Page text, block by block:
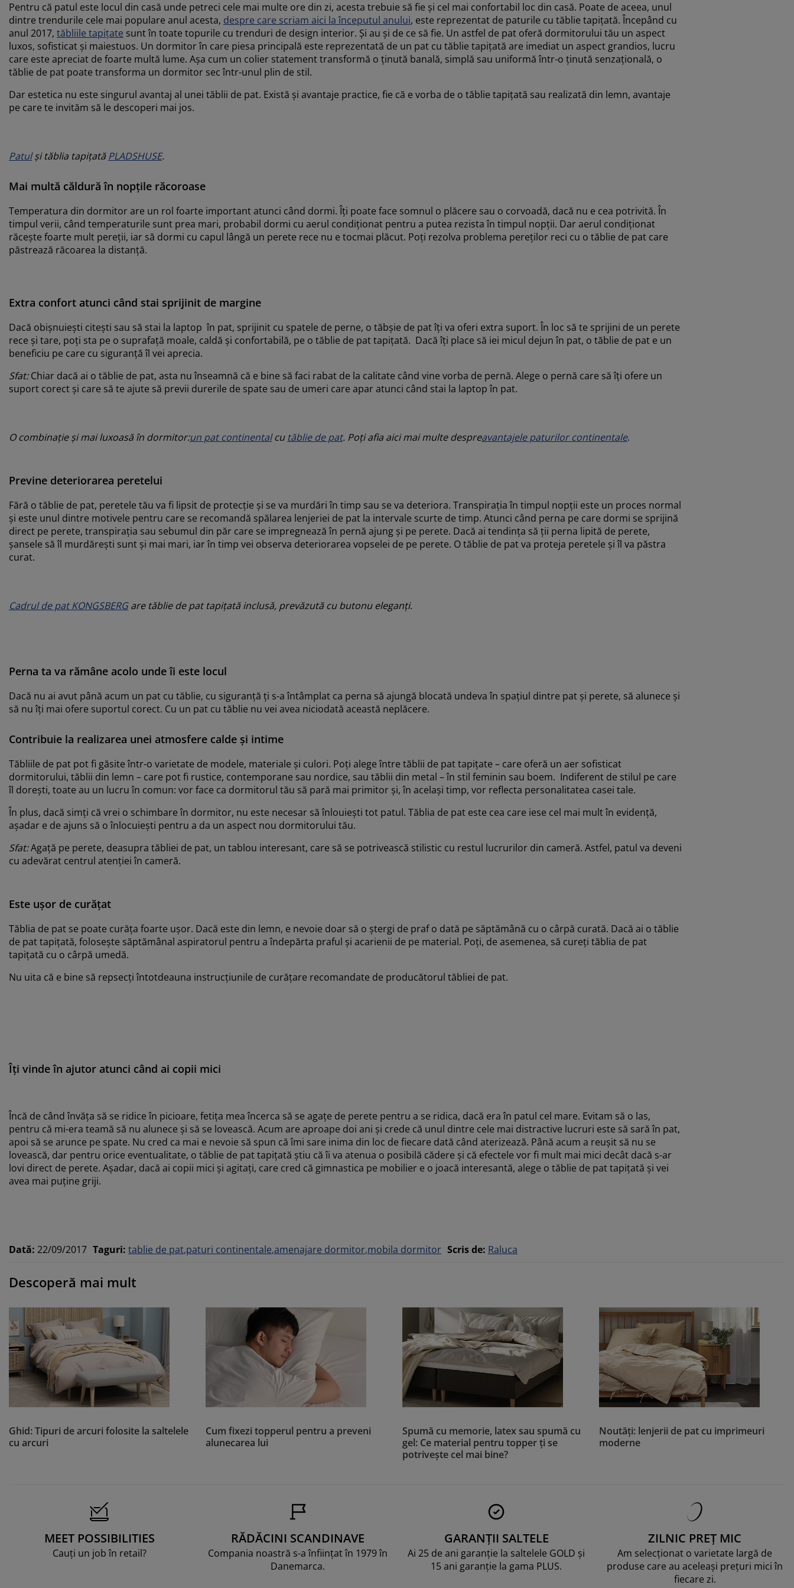
Pentru că patul este locul din casă unde petreci cele mai multe ore din zi, acesta trebuie să fie și cel mai confortabil loc din casă. Poate de aceea, unul
dintre trendurile cele mai populare anul acesta, despre care scriam aici la începutul anului, este reprezentat de paturile cu tăblie tapițată. Începând cu
anul 2017, tăbliile tapițate sunt în toate topurile cu trenduri de design interior. Și au și de ce să fie. Un astfel de pat oferă dormitorului tău un aspect
luxos, sofisticat și maiestuos. Un dormitor în care piesa principală este reprezentată de un pat cu tăblie tapițată are imediat un aspect grandios, lucru
care este apreciat de foarte multă lume. Așa cum un colier statement transformă o ținută banală, simplă sau uniformă într-o ținută senzațională, o
tăblie de pat poate transforma un dormitor sec într-unul plin de stil.
Dar estetica nu este singurul avantaj al unei tăblii de pat. Există și avantaje practice, fie că e vorba de o tăblie tapițată sau realizată din lemn, avantaje
pe care te invităm să le descoperi mai jos.
Patulși tăblia tapițatăPLADSHUSE.
Mai multă căldură în nopțile răcoroase
Temperatura din dormitor are un rol foarte important atunci când dormi. Îți poate face somnul o plăcere sau o corvoadă, dacă nu e cea potrivită. În
timpul verii, când temperaturile sunt prea mari, probabil dormi cu aerul condiționat pentru a putea rezista în timpul nopții. Dar aerul condiționat
răcește foarte mult pereții, iar să dormi cu capul lângă un perete rece nu e tocmai plăcut. Poți rezolva problema pereților reci cu o tăblie de pat care
păstrează răcoarea la distanță.
Extra confort atunci când stai sprijinit de margine
Dacă obișnuiești citești sau să stai la laptop în pat, sprijinit cu spatele de perne, o tăbșie de pat îți va oferi extra suport. În loc să te sprijini de un perete
rece și tare, poți sta pe o suprafață moale, caldă și confortabilă, pe o tăblie de pat tapițată. Dacă îți place să iei micul dejun în pat, o tăblie de pat e un
beneficiu pe care cu siguranță îl vei aprecia.
Sfat:Chiar dacă ai o tăblie de pat, asta nu înseamnă că e bine să faci rabat de la calitate când vine vorba de pernă. Alege o pernă care să îți ofere un
suport corect și care să te ajute să previi durerile de spate sau de umeri care apar atunci când stai la laptop în pat.
O combinație și mai luxoasă în dormitor:un pat continentalcu tăblie de pat. Poți afia aici mai multe despreavantajele paturilor continentale.
Previne deteriorarea peretelui
Fără o tăblie de pat, peretele tău va fi lipsit de protecție și se va murdări în timp sau se va deteriora. Transpirația în timpul nopții este un proces normal
și este unul dintre motivele pentru care se recomandă spălarea lenjeriei de pat la intervale scurte de timp. Atunci când perna pe care dormi se sprijină
direct pe perete, transpirația sau sebumul din păr care se impregnează în pernă ajung și pe perete. Dacă ai tendința să ții perna lipită de perete,
șansele să îl murdărești sunt și mai mari, iar în timp vei observa deteriorarea vopselei de pe perete. O tăblie de pat va proteja peretele și îl va păstra
curat.
Cadrul de pat KONGSBERGare tăblie de pat tapițată inclusă, prevăzută cu butonu eleganți.
Perna ta va rămâne acolo unde îi este locul
Dacă nu ai avut până acum un pat cu tăblie, cu siguranță ți s-a întâmplat ca perna să ajungă blocată undeva în spațiul dintre pat și perete, să alunece și
să nu îți mai ofere suportul corect. Cu un pat cu tăblie nu vei avea niciodată această neplăcere.
Contribuie la realizarea unei atmosfere calde și intime
Tăbliile de pat pot fi găsite într-o varietate de modele, materiale și culori. Poți alege între tăblii de pat tapițate – care oferă un aer sofisticat
dormitorului, tăblii din lemn – care pot fi rustice, contemporane sau nordice, sau tăblii din metal – în stil feminin sau boem. Indiferent de stilul pe care
îl dorești, toate au un lucru în comun: vor face ca dormitorul tău să pară mai primitor și, în același timp, vor reflecta personalitatea casei tale.
În plus, dacă simți că vrei o schimbare în dormitor, nu este necesar să înlouiești tot patul. Tăblia de pat este cea care iese cel mai mult în evidență,
așadar e de ajuns să o înlocuiești pentru a da un aspect nou dormitorului tău.
Sfat:Agață pe perete, deasupra tăbliei de pat, un tablou interesant, care să se potrivească stilistic cu restul lucrurilor din cameră. Astfel, patul va deveni
cu adevărat centrul atenției în cameră.
Este ușor de curățat
Tăblia de pat se poate curăța foarte ușor. Dacă este din lemn, e nevoie doar să o ștergi de praf o dată pe săptămână cu o cârpă curată. Dacă ai o tăblie
de pat tapițată, folosește săptămânal aspiratorul pentru a îndepărta praful și acarienii de pe material. Poți, de asemenea, să cureți tăblia de pat
tapițată cu o cârpă umedă.
Nu uita că e bine să repsecți întotdeauna instrucțiunile de curățare recomandate de producătorul tăbliei de pat.
Îți vinde în ajutor atunci când ai copii mici
Încă de când învăța să se ridice în picioare, fetița mea încerca să se agațe de perete pentru a se ridica, dacă era în patul cel mare. Evitam să o las,
pentru că mi-era teamă să nu alunece și să se lovească. Acum are aproape doi ani și crede că unul dintre cele mai distractive lucruri este să sară în pat,
apoi să se arunce pe spate. Nu cred ca mai e nevoie să spun că îmi sare inima din loc de fiecare dată când aterizează. Până acum a reușit să nu se
lovească, dar pentru orice eventualitate, o tăblie de pat tapițată știu că îi va atenua o posibilă cădere și că efectele vor fi mult mai mici decât dacă s-ar
lovi direct de perete. Așadar, dacă ai copii mici și agitați, care cred că gimnastica pe mobilier e o joacă interesantă, alege o tăblie de pat tapițată și vei
avea mai puține griji.
Dată: 22/09/2017 Taguri: tablie de pat paturi continentale amenajare dormitor mobila dormitor Scris de: Raluca
Descoperă mai mult
Ghid: Tipuri de arcuri folosite la saltelele
cu arcuri
Cum fixezi topperul pentru a preveni
alunecarea lui
Spumă cu memorie, latex sau spumă cu
gel: Ce material pentru topper ți se
potrivește cel mai bine?
Noutăți: lenjerii de pat cu imprimeuri
moderne
MEET POSSIBILITIES
Cauți un job în retail?
RĂDĂCINI SCANDINAVE
Compania noastră s-a înființat în 1979 în
Danemarca.
GARANȚII SALTELE
Ai 25 de ani garanție la saltelele GOLD și
15 ani garanție la gama PLUS.
ZILNIC PREȚ MIC
Am selecționat o varietate largă de
produse care au aceleași prețuri mici în
fiecare zi.